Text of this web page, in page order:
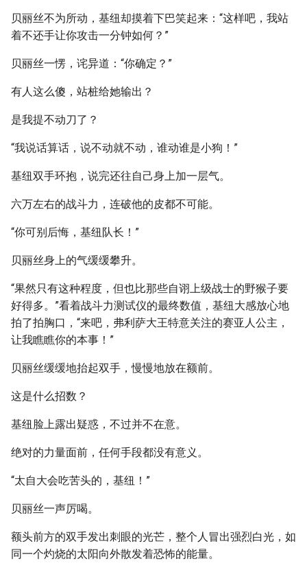
贝丽丝不为所动，基纽却摸着下巴笑起来：“这样吧，我站
着不还手让你攻击一分钟如何？”
贝丽丝一愣，诧异道：“你确定？”
有人这么傻，站桩给她输出？
是我提不动刀了？
“我说话算话，说不动就不动，谁动谁是小狗！”
基纽双手环抱，说完还往自己身上加一层气。
六万左右的战斗力，连破他的皮都不可能。
“你可别后悔，基纽队长！”
贝丽丝身上的气缓缓攀升。
“果然只有这种程度，但也比那些自诩上级战士的野猴子要
好得多。”看着战斗力测试仪的最终数值，基纽大感放心地
拍了拍胸口，“来吧，弗利萨大王特意关注的赛亚人公主，
让我瞧瞧你的本事！”
贝丽丝缓缓地抬起双手，慢慢地放在额前。
这是什么招数？
基纽脸上露出疑惑，不过并不在意。
绝对的力量面前，任何手段都没有意义。
“太自大会吃苦头的，基纽！”
贝丽丝一声厉喝。
额头前方的双手发出刺眼的光芒，整个人冒出强烈白光，如
同一个灼烧的太阳向外散发着恐怖的能量。